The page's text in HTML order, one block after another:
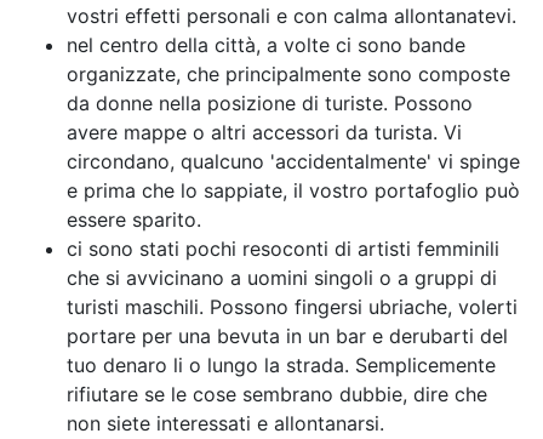
vostri effetti personali e con calma allontanatevi.
nel centro della città, a volte ci sono bande
organizzate, che principalmente sono composte
da donne nella posizione di turiste. Possono
avere mappe o altri accessori da turista. Vi
circondano, qualcuno 'accidentalmente' vi spinge
e prima che lo sappiate, il vostro portafoglio può
essere sparito.
ci sono stati pochi resoconti di artisti femminili
che si avvicinano a uomini singoli o a gruppi di
turisti maschili. Possono fingersi ubriache, volerti
portare per una bevuta in un bar e derubarti del
tuo denaro li o lungo la strada. Semplicemente
rifiutare se le cose sembrano dubbie, dire che
non siete interessati e allontanarsi.